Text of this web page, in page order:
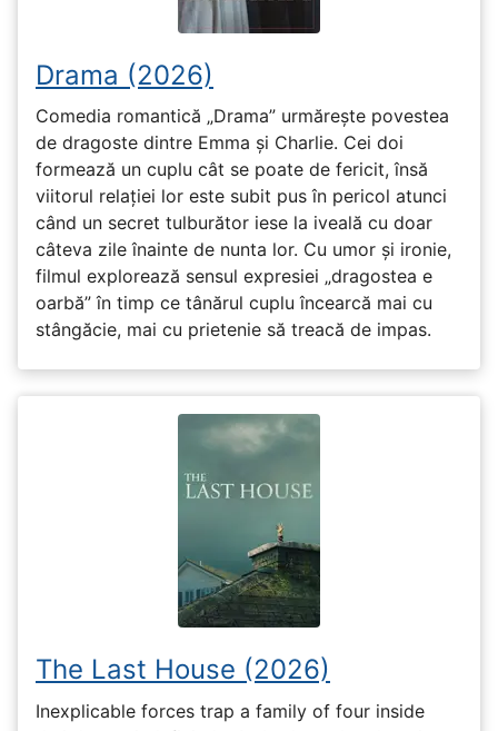
Drama (2026)
Comedia romantică „Drama” urmărește povestea
de dragoste dintre Emma și Charlie. Cei doi
formează un cuplu cât se poate de fericit, însă
viitorul relației lor este subit pus în pericol atunci
când un secret tulburător iese la iveală cu doar
câteva zile înainte de nunta lor. Cu umor și ironie,
filmul explorează sensul expresiei „dragostea e
oarbă” în timp ce tânărul cuplu încearcă mai cu
stângăcie, mai cu prietenie să treacă de impas.
The Last House (2026)
Inexplicable forces trap a family of four inside